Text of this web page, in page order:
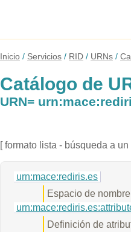
Inicio Servicios RID URNs
Catálogo de
URN=
[ formato lista - búsqueda a un
urn:mace:rediris.es
Espacio de
Definición de